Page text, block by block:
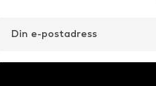
Din e-postadress